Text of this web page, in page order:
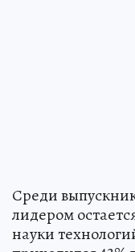
Среди
лидером
науки